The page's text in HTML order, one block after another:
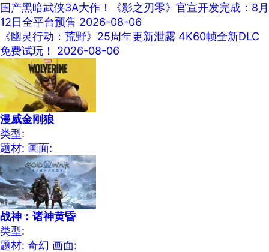
国产黑暗武侠3A大作！《影之刃零》官宣开发完成：8月
12日全平台预售 2026-08-06
《幽灵行动：荒野》25周年更新泄露 4K60帧全新DLC
免费试玩！
2026-08-06
漫威金刚狼
类型:
题材: 画面:
战神：诸神黄昏
类型:
题材: 奇幻 画面: